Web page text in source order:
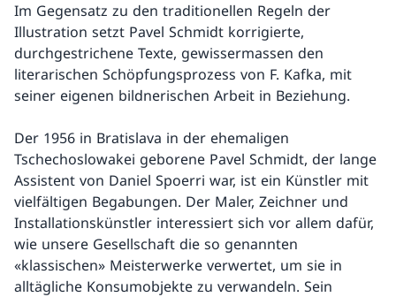
Im Gegensatz zu den traditionellen Regeln der
Illustration setzt Pavel Schmidt korrigierte,
durchgestrichene Texte, gewissermassen den
literarischen Schöpfungsprozess von F. Kafka, mit
seiner eigenen bildnerischen Arbeit in Beziehung.
Der 1956 in Bratislava in der ehemaligen
Tschechoslowakei geborene Pavel Schmidt, der lange
Assistent von Daniel Spoerri war, ist ein Künstler mit
vielfältigen Begabungen. Der Maler, Zeichner und
Installationskünstler interessiert sich vor allem dafür,
wie unsere Gesellschaft die so genannten
«klassischen» Meisterwerke verwertet, um sie in
alltägliche Konsumobjekte zu verwandeln. Sein